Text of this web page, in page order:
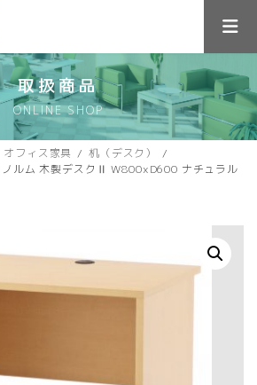
取扱商品
ONLINE SHOP
オフィス家具
机（デスク）
ノルム 木製デスクⅡ W800xD600 ナチュラル